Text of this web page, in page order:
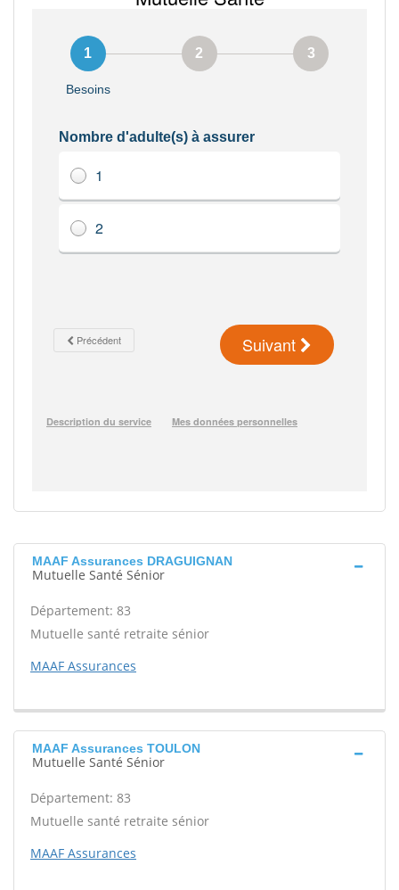
MAAF Assurances DRAGUIGNAN
Mutuelle Santé Sénior
Département: 83
Mutuelle santé retraite sénior
MAAF Assurances
MAAF Assurances TOULON
Mutuelle Santé Sénior
Département: 83
Mutuelle santé retraite sénior
MAAF Assurances